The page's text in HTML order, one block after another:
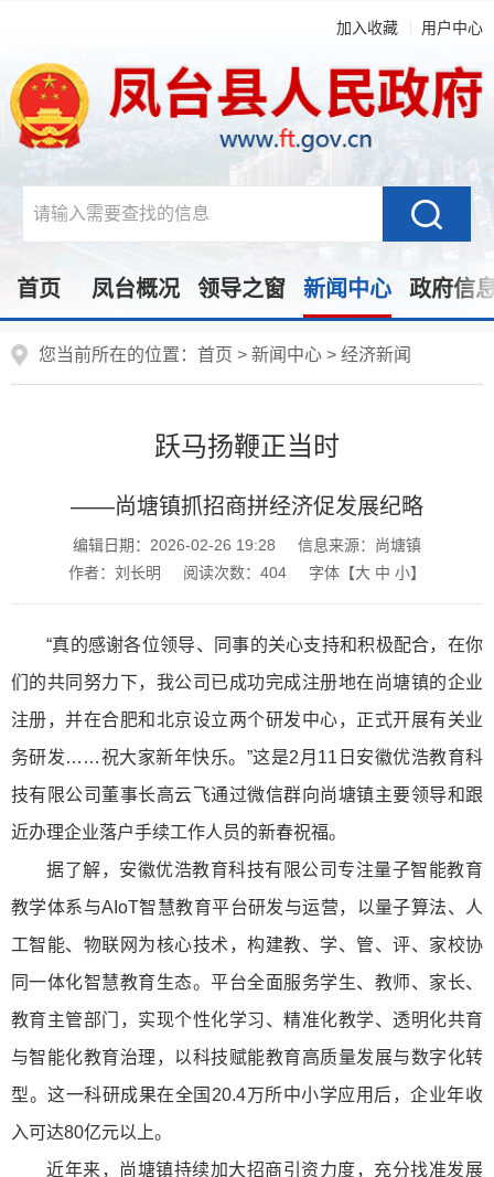
加入收藏 用户中心
首页 凤台概况 领导之窗 新闻中心 政府信
您当前所在的位置： 首页 > 新闻中心 > 经济新闻
跃马扬鞭正当时
——尚塘镇抓招商拼经济促发展纪略
编辑日期：2026-02-26 19:28
信息来源：尚塘镇
作者：刘长明
阅读次数： 404 字体【大 中 小】
“真的感谢各位领导、同事的关心支持和积极配合，在你
们的共同努力下，我公司已成功完成注册地在尚塘镇的企业
注册，并在合肥和北京设立两个研发中心，正式开展有关业
务研发……祝大家新年快乐。”这是2月11日安徽优浩教育科
技有限公司董事长高云飞通过微信群向尚塘镇主要领导和跟
近办理企业落户手续工作人员的新春祝福。
据了解，安徽优浩教育科技有限公司专注量子智能教育
教学体系与AIoT智慧教育平台研发与运营，以量子算法、人
工智能、物联网为核心技术，构建教、学、管、评、家校协
同一体化智慧教育生态。平台全面服务学生、教师、家长、
教育主管部门，实现个性化学习、精准化教学、透明化共育
与智能化教育治理，以科技赋能教育高质量发展与数字化转
型。这一科研成果在全国20.4万所中小学应用后，企业年收
入可达80亿元以上。
近年来，尚塘镇持续加大招商引资力度，充分找准发展